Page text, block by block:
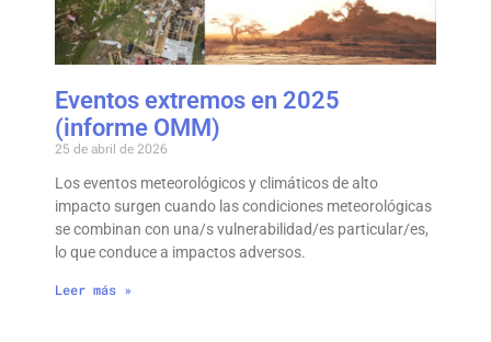
Eventos extremos en 2025
(informe OMM)
25 de abril de 2026
Los eventos meteorológicos y climáticos de alto
impacto surgen cuando las condiciones meteorológicas
se combinan con una/s vulnerabilidad/es particular/es,
lo que conduce a impactos adversos.
Leer más »